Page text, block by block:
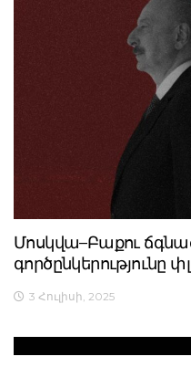
Մոսկվա–Բաքու
գործընկերությունը
3 Հուլիսի, 2025